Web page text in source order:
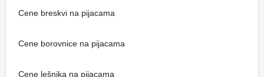
Cene breskvi na pijacama
Cene borovnice na pijacama
Cene lešnika na pijacama